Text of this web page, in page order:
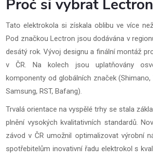
Proč si vybrat
Tato elektrokola si získala oblibu ve více
Pod značkou Lectron jsou dodávána v
desátý rok. Vývoj designu a finální montáž
v ČR. Na kolech jsou uplatňovány
komponenty od globálních značek (Shimano,
Samsung, RST, Bafang).
Trvalá orientace na vyspělé trhy se stala
plnění vysokých kvalitativních standardů.
závod v ČR umožnil optimalizovat výrobní
spotřebitelům inovativní řadu elektrokol s